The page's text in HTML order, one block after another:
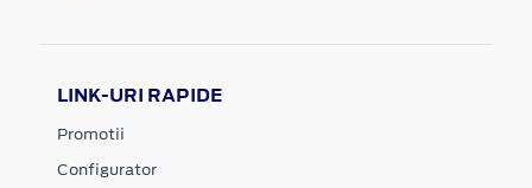
LINK-URI RAPIDE
Promotii
Configurator